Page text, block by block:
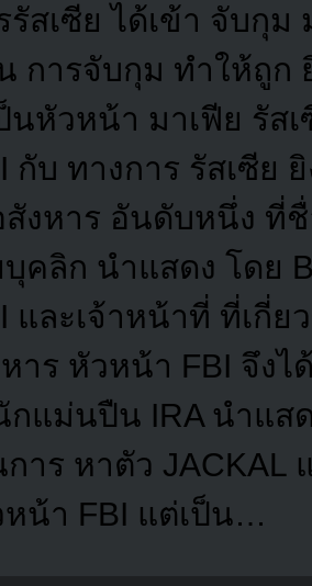
สเซีย ได้เข้า จับกุม
การจับกุม ทำให้ถูก
หัวหน้า มาเฟีย รัสเ
กับ ทางการ รัสเซีย
งหาร อันดับหนึ่ง ที่ชื่
คลิก นำแสดง โดย
และเจ้าหน้าที่ ที่เกี่ย
าร หัวหน้า FBI จึงไ
กแม่นปืน IRA นำแส
าร หาตัว JACKAL
หน้า FBI แต่เป็น…